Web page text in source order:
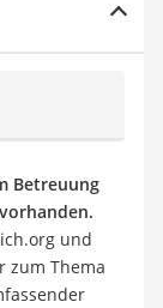
Betreuung
und
zum Thema